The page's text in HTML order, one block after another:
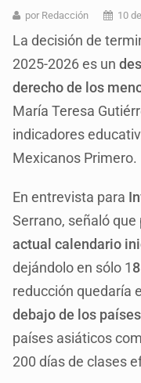
por Redacción 10
La decisión de
2025-2026 es un
derecho de los
María Teresa
indicadores
Mexicanos Primero.
En entrevista para
Serrano, señaló
actual calendario
dejándolo en sólo 1
reducción quedaría
debajo de los
países asiáticos
200 días de clases